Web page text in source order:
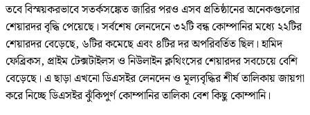
তবে বিস্ময়করভাবে সতর্কসঙ্কেত জারির পরও এসব প্রতিষ্ঠানের অনেকগুলোর
শেয়ারদর বৃদ্ধি পেয়েছে। সর্বশেষ লেনদেনে ৩২টি বন্ধ কোম্পানির মধ্যে ২২টির
শেয়ারদর বেড়েছে, ৬টির কমেছে এবং ৪টির দর অপরিবর্তিত ছিল। হামিদ
ফেব্রিকস, প্রাইম টেক্সটাইলস ও নিউলাইন ক্লথিংসের শেয়ারদর সবচেয়ে বেশি
বেড়েছে। এ ছাড়া এখনো ডিএসইর লেনদেন ও মূল্যবৃদ্ধির শীর্ষ তালিকায় জায়গা
করে নিচ্ছে ডিএসইর ঝুঁকিপুর্ণ কোম্পানির তালিকা বেশ কিছু কোম্পানি।